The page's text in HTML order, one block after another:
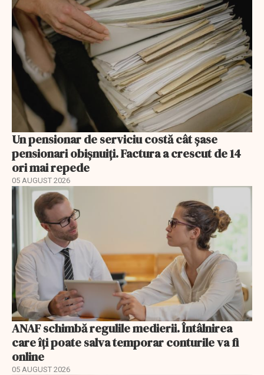
Un pensionar de serviciu costă cât șase
pensionari obișnuiți. Factura a crescut de 14
ori mai repede
05 AUGUST 2026
ANAF schimbă regulile medierii. Întâlnirea
care îți poate salva temporar conturile va fi
online
05 AUGUST 2026